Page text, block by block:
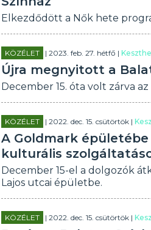
Elkezdődött a Nők hete
KÖZÉLET | 2023. feb. 27. hétfő |
Újra megnyitott a
December 15. óta volt zárva
KÖZÉLET | 2022. dec. 15. csütörtök |
A Goldmark épületébe
kulturális
December 15-el a dolgozók
Lajos utcai épületbe.
KÖZÉLET | 2022. dec. 15. csütörtök |